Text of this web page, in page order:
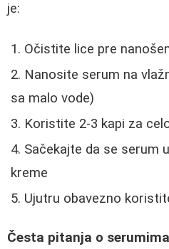
je:
Očistite lice pre
Nanosite serum na
sa malo vode)
Koristite 2-3 kapi za
Sačekajte da se serum
kreme
Ujutru obavezno
Česta pitanja o serumima